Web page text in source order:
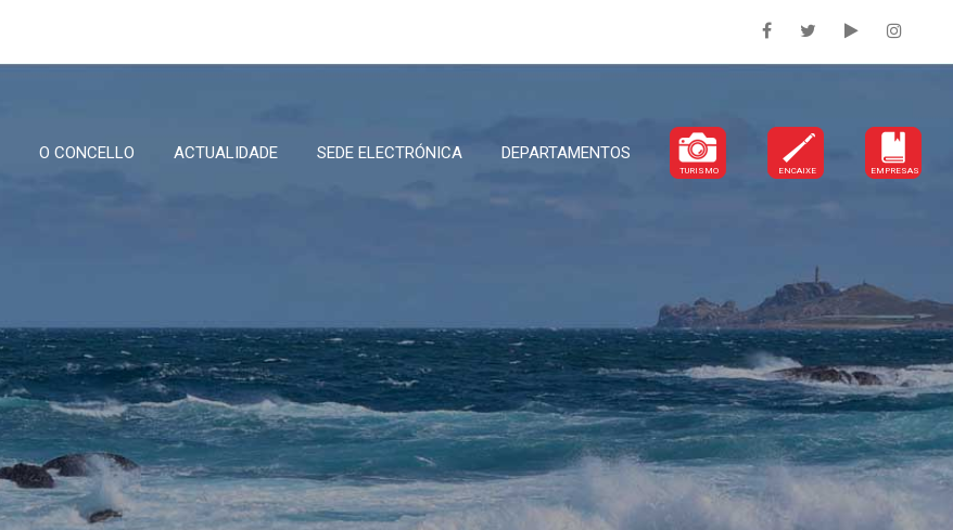
O CONCELLO ACTUALIDADE SEDE ELECTRÓNICA DEPARTAMENTOS
TURISMO ENCAIXE EMPRESAS